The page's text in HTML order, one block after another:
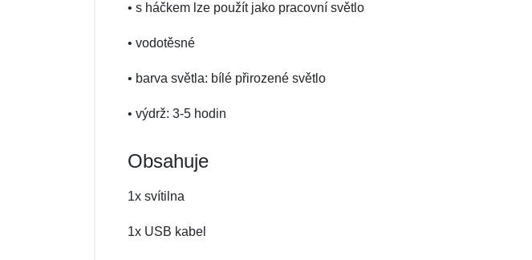
• s háčkem lze použít jako pracovní světlo
• vodotěsné
• barva světla: bílé přirozené světlo
• výdrž: 3-5 hodin
Obsahuje
1x svítilna
1x USB kabel